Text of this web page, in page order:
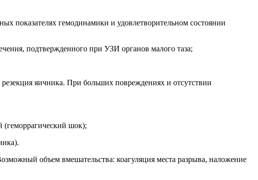
показателях гемодинамики и удовлетворительном состоянии
подтвержденного при УЗИ органов малого таза;
яичника. При больших повреждениях и отсутствии
(геморрагический шок);
объем вмешательства: коагуляция места разрыва, наложение